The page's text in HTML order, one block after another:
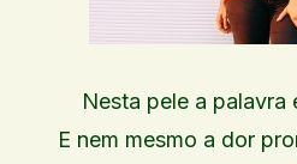
Nesta pele a palavra
E nem mesmo a dor